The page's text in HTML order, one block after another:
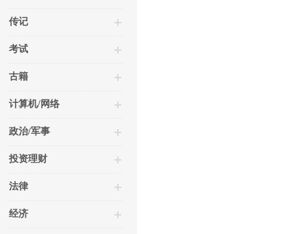
传记
考试
古籍
计算机/网络
政治/军事
投资理财
法律
经济